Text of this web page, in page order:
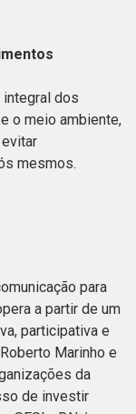
integral dos
o meio ambiente,
mesmos.
para
a partir de um
participativa e
Marinho e
da
de investir